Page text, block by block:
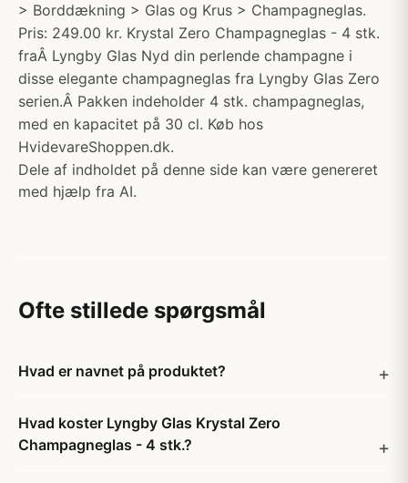
> Borddækning > Glas og Krus > Champagneglas.
Pris: 249.00 kr. Krystal Zero Champagneglas - 4 stk.
fraÂ Lyngby Glas Nyd din perlende champagne i
disse elegante champagneglas fra Lyngby Glas Zero
serien.Â Pakken indeholder 4 stk. champagneglas,
med en kapacitet på 30 cl. Køb hos
HvidevareShoppen.dk.
Dele af indholdet på denne side kan være genereret
med hjælp fra AI.
Ofte stillede spørgsmål
Hvad er navnet på produktet?
Hvad koster Lyngby Glas Krystal Zero
Champagneglas - 4 stk.?